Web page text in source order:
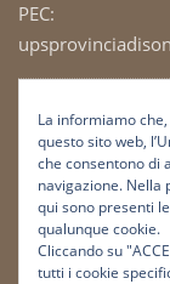
PEC:
Codice Fiscale:
La informiamo
questo sito web,
che consentono di
navigazione. Nella
qui sono presenti
qualunque cookie.
Cliccando su
tutti i cookie